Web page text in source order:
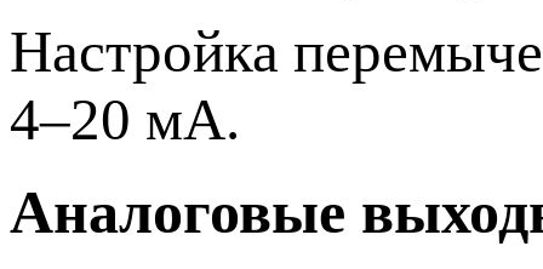
Настройка
4–20 мА.
Аналоговые